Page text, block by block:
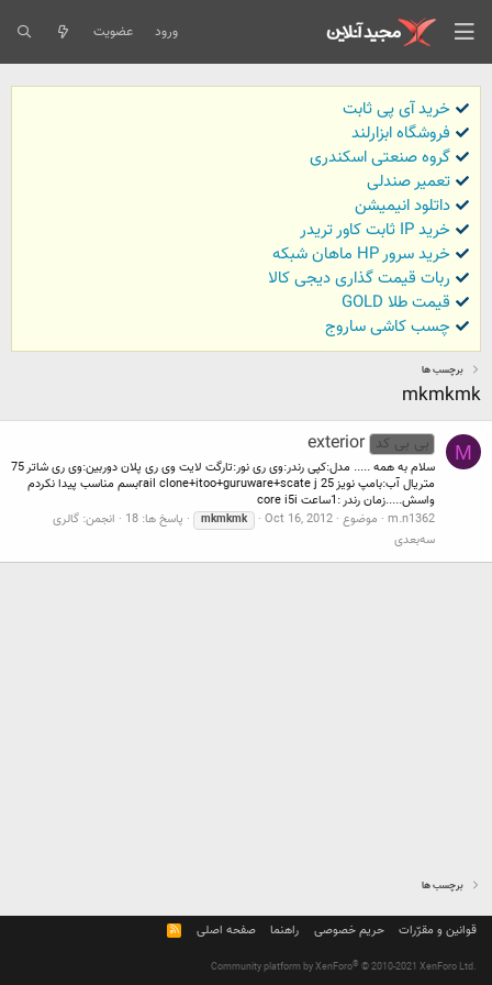
ورود عضویت
خرید آی پی ثابت
فروشگاه ابزارلند
گروه صنعتی اسکندری
تعمیر صندلی
داتلود انیمیشن
خرید IP ثابت کاور تریدر
خرید سرور HP ماهان شبکه
ربات قیمت گذاری دیجی کالا
قیمت طلا GOLD
چسب کاشی ساروج
برچسب ها
mkmkmk
M بی بی کد exterior
سلام به همه ..... مدل:کپی رندر:وی ری نور:تارگت لایت وی ری پلان دوربین:وی ری شاتر 75
متریال آب:بامپ نویز 25 rail clone+itoo+guruware+scate jبسم مناسب پیدا نکردم
واسش.....زمان رندر :1ساعت core i5i
m.n1362 موضوع Oct 16, 2012
mkmkmk پاسخ ها: 18 انجمن: گالری
سه‌بعدی
برچسب ها
قوانین و مقرّرات حریم خصوصی راهنما صفحه اصلی
R
S
Community platform by XenForo® © 2010-2021 XenForo Ltd.